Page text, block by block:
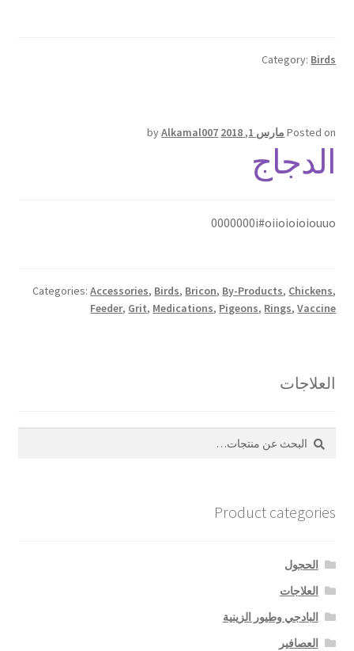
Category: Birds
Posted on مارس 1, 2018 byAlkamal007
الدجاج
0000000i#oiioioioiouuo
Categories:Accessories, Birds, Bricon, By-Products, Chickens,
Feeder, Grit, Medications, Pigeons, Rings,Vaccine
العلاجات
البحث
عن:
بحث
Product categories
الحجول
العلاجات
البادجي وطيور الزينية
العصافير